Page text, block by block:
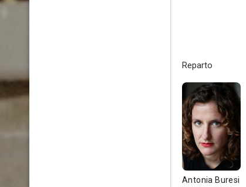
Reparto
Antonia Buresi